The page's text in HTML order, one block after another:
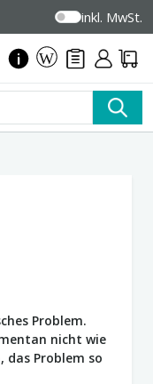
inkl. MwSt.
Problem.
nicht wie
Problem so